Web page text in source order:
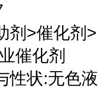
剂>催化剂>
催化剂
性状:无色液